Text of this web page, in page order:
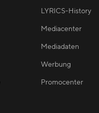
LYRICS-History
Mediacenter
Mediadaten
Werbung
Promocenter